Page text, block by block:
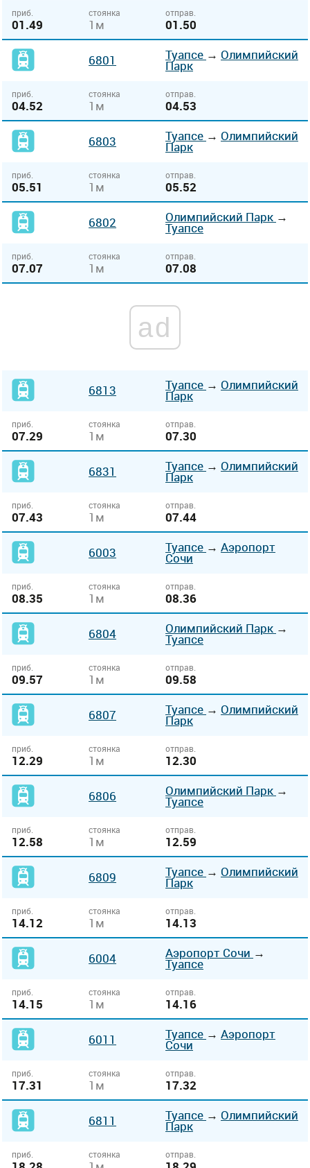
приб.
01.49
стоянка
1м
отправ.
01.50
6801 Туапсе → Олимпийский
Парк
приб.
04.52
стоянка
1м
отправ.
04.53
6803 Туапсе → Олимпийский
Парк
приб.
05.51
стоянка
1м
отправ.
05.52
6802 Олимпийский Парк →
Туапсе
приб.
07.07
стоянка
1м
отправ.
07.08
ad
6813 Туапсе → Олимпийский
Парк
приб.
07.29
стоянка
1м
отправ.
07.30
6831 Туапсе → Олимпийский
Парк
приб.
07.43
стоянка
1м
отправ.
07.44
6003 Туапсе → Аэропорт
Сочи
приб.
08.35
стоянка
1м
отправ.
08.36
6804 Олимпийский Парк →
Туапсе
приб.
09.57
стоянка
1м
отправ.
09.58
6807 Туапсе → Олимпийский
Парк
приб.
12.29
стоянка
1м
отправ.
12.30
6806 Олимпийский Парк →
Туапсе
приб.
12.58
стоянка
1м
отправ.
12.59
6809 Туапсе → Олимпийский
Парк
приб.
14.12
стоянка
1м
отправ.
14.13
6004 Аэропорт Сочи →
Туапсе
приб.
14.15
стоянка
1м
отправ.
14.16
6011 Туапсе → Аэропорт
Сочи
приб.
17.31
стоянка
1м
отправ.
17.32
6811 Туапсе → Олимпийский
Парк
приб. стоянка отправ.